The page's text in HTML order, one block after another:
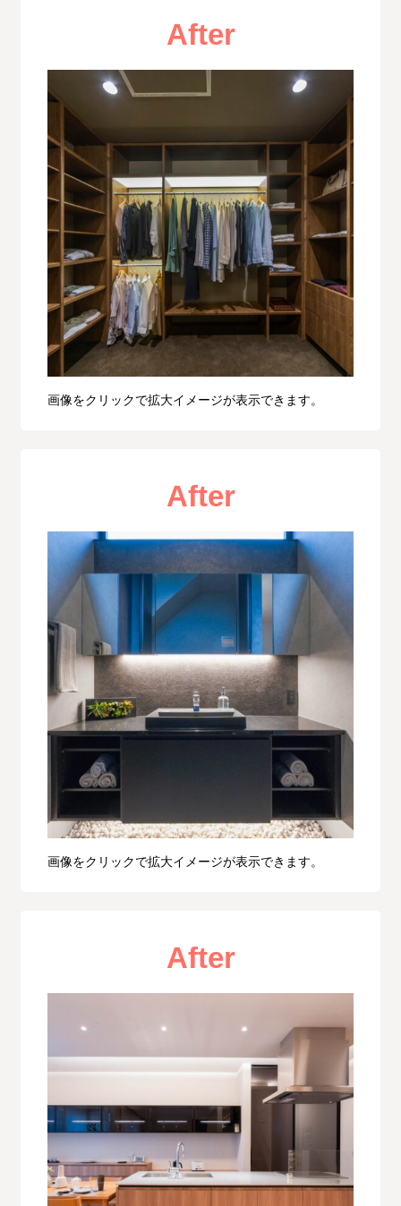
After
画像をクリックで拡大イメージが表示できます。
After
画像をクリックで拡大イメージが表示できます。
After